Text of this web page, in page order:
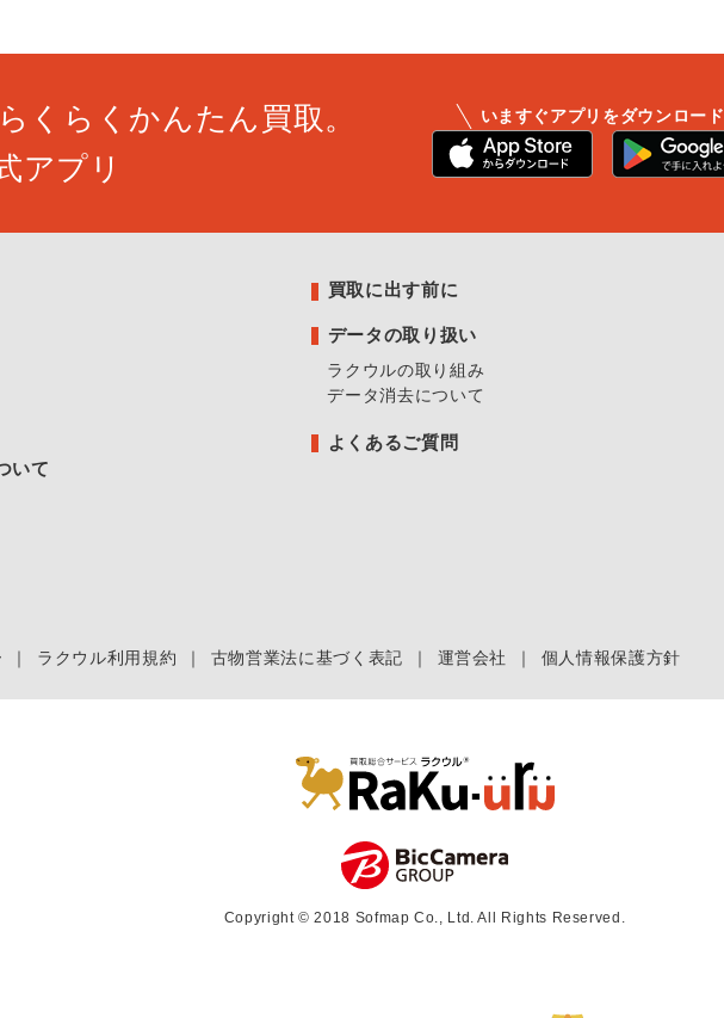
らくらくかんたん買取。
アプリ
いますぐアプリをダウンロード
いて
買取に出す前に
データの取り扱い
ラクウルの取り組み
データ消去について
よくあるご質問
｜ ラクウル利用規約 ｜ 古物営業法に基づく表記 ｜ 運営会社 ｜ 個人情報保護方針
Copyright © 2018 Sofmap Co., Ltd. All Rights Reserved.